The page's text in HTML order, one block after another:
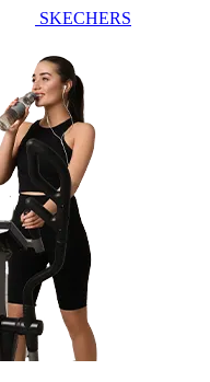
SKECHERS